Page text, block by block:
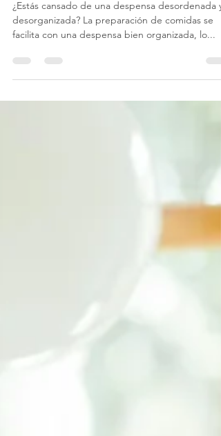
Organizar tu
Despensa
desorganizada? La preparación de comidas se
facilita con una despensa bien organizada, lo...